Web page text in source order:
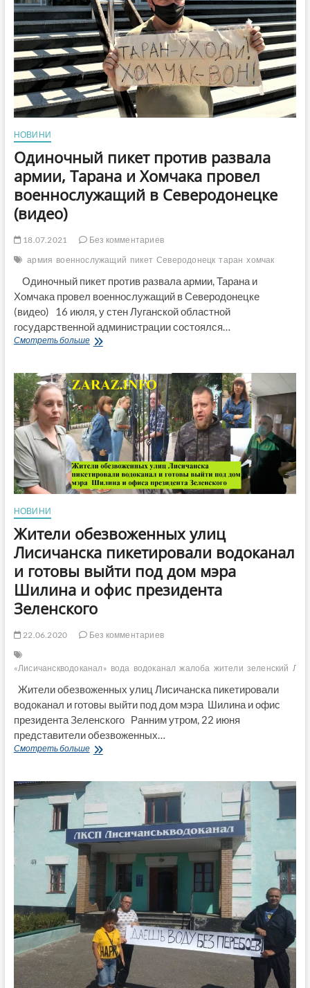
НОВИНИ
Одиночный пикет против развала
армии, Тарана и Хомчака провел
военнослужащий в Северодонецке
(видео)
18.07.2021
Без комментариев
армия военнослужащий пикет Северодонецк таран хомчак
Одиночный пикет против развала армии, Тарана и
Хомчака провел военнослужащий в Северодонецке
(видео) 16 июля, у стен Луганской областной
государственной администрации состоялся…
Смотреть большеОдиночный
развала
армии,
Тарана
и
Хомчака
провел
военнослужащий
в
Северодонецке
(видео)
НОВИНИ
Жители обезвоженных улиц
Лисичанска пикетировали водоканал
и готовы выйти под дом мэра
Шилина и офис президента
Зеленского
22.06.2020 Без комментариев
«Лисичанскводоканал» вода водоканал жалоба жители зеленский
Жители обезвоженных улиц Лисичанска пикетировали
водоканал и готовы выйти под дом мэра Шилина и офис
президента Зеленского Ранним утром, 22 июня
представители обезвоженных…
Смотреть большеЖители
Лисичанска
пикетировали
водоканал
и
готовы
выйти
под
дом
мэра
Шилина
и
офис
президента
Зеленского